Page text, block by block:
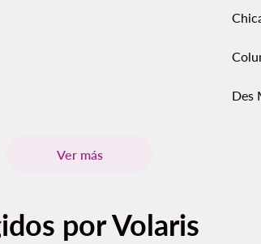
Des
Ver más
por Volaris